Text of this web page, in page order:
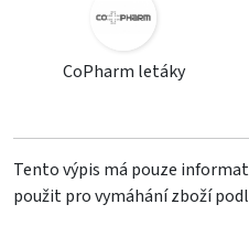
CoPharm letáky
Tento výpis má pouze
použit pro vymáhání zboží